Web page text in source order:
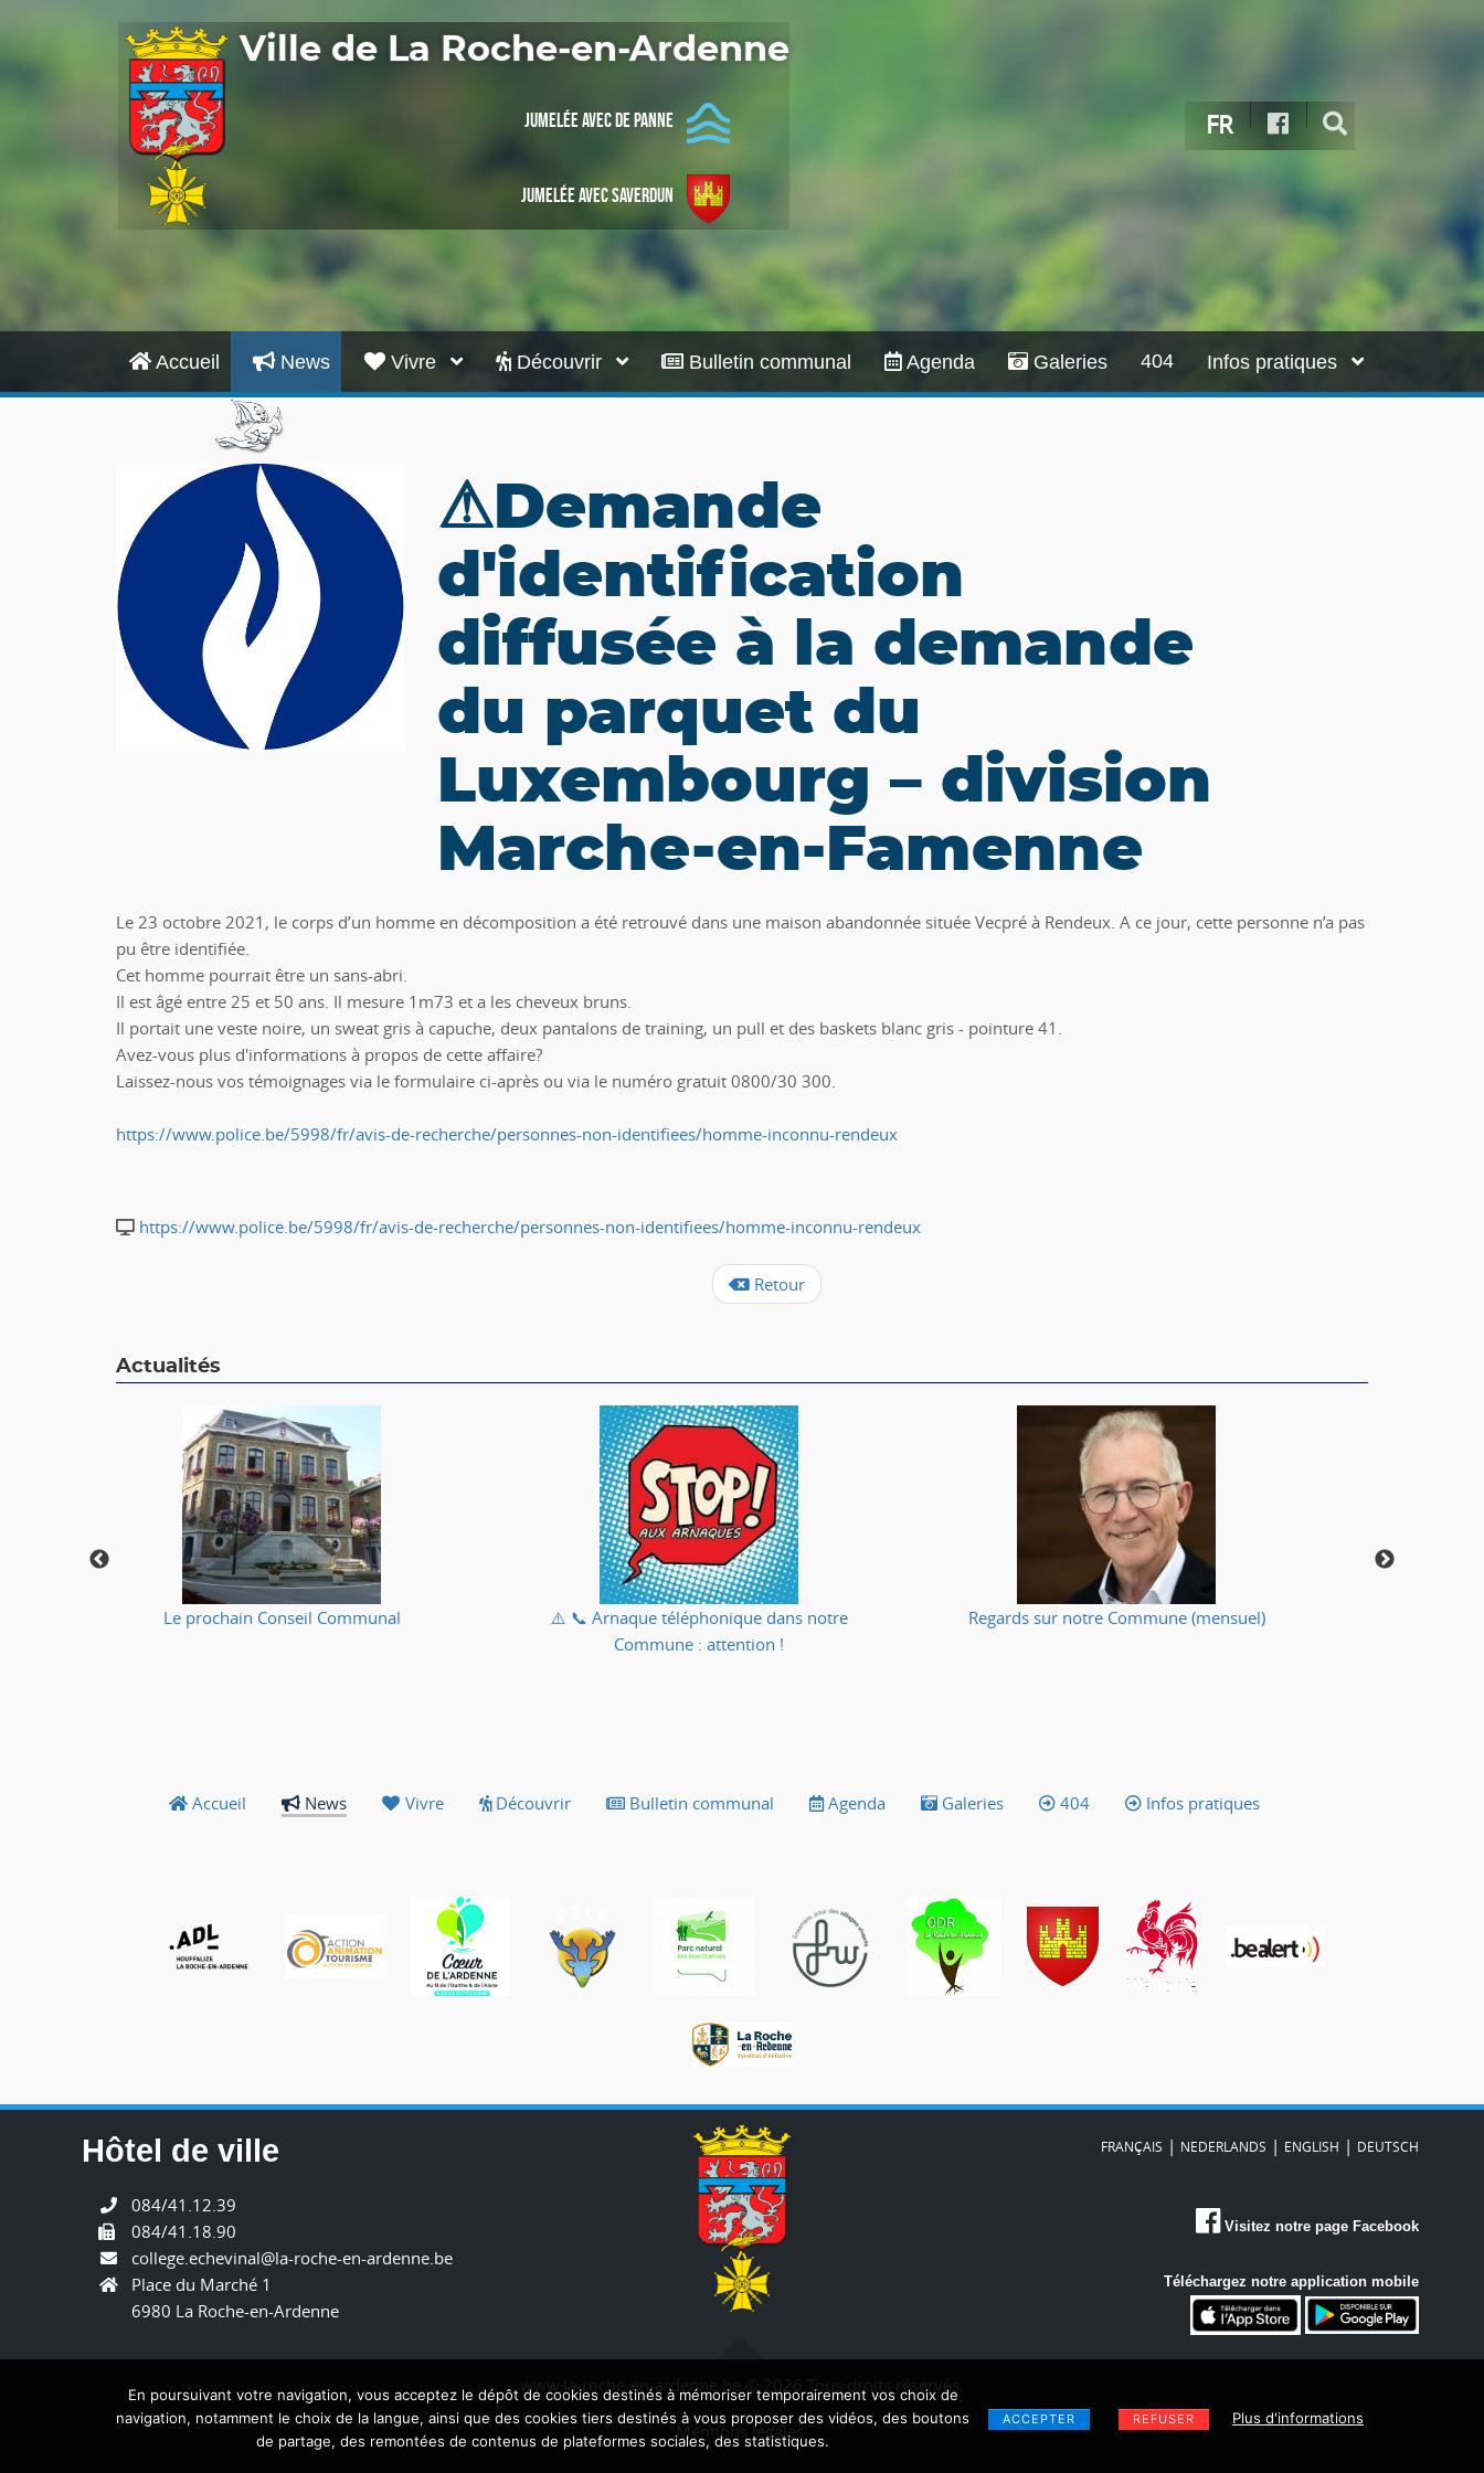
En poursuivant votre navigation, vous acceptez le dépôt de cookies destinés à mémoriser temporairement vos choix de
navigation, notamment le choix de la langue, ainsi que des cookies tiers destinés à vous proposer des vidéos, des boutons
de partage, des remontées de contenus de plateformes sociales, des statistiques.
ACCEPTER REFUSER Plus d'informations
Ville de La Roche-en-Ardenne
Jumelée avec De Panne
Jumelée avec Saverdun
FR
Accueil News Vivre Découvrir Bulletin communal Agenda Galeries 404 Infos pratiques
⚠Demande
d'identification
diffusée à la demande
du parquet du
Luxembourg – division
Marche-en-Famenne
Le 23 octobre 2021, le corps d’un homme en décomposition a été retrouvé dans une maison abandonnée située Vecpré à Rendeux. A ce jour, cette personne n’a pas
pu être identifiée.
Cet homme pourrait être un sans-abri.
Il est âgé entre 25 et 50 ans. Il mesure 1m73 et a les cheveux bruns.
Il portait une veste noire, un sweat gris à capuche, deux pantalons de training, un pull et des baskets blanc gris - pointure 41.
Avez-vous plus d'informations à propos de cette affaire?
Laissez-nous vos témoignages via le formulaire ci-après ou via le numéro gratuit 0800/30 300.
https://www.police.be/5998/fr/avis-de-recherche/personnes-non-identifiees/homme-inconnu-rendeux
https://www.police.be/5998/fr/avis-de-recherche/personnes-non-identifiees/homme-inconnu-rendeux
Retour
Actualités
Le prochain Conseil Communal
⚠️ 📞 Arnaque téléphonique dans notre
Commune : attention !
Regards sur notre Commune (mensuel)
Accueil News Vivre Découvrir Bulletin communal Agenda Galeries 404 Infos pratiques
Hôtel de ville
084/41.12.39
084/41.18.90
college.echevinal@la-roche-en-ardenne.be
Place du Marché 1
6980 La Roche-en-Ardenne
FRANÇAIS | NEDERLANDS | ENGLISH | DEUTSCH
Visitez notre page Facebook
Téléchargez notre application mobile
www.la-roche-en-ardenne.be © 2026 Tous droits réservés.
Mentions légales